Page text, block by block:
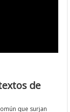
de
que surjan